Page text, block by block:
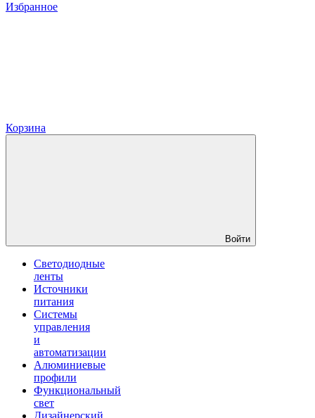
Избранное
Корзина
Войти
Светодиодные
ленты
Источники
питания
Системы
управления
и
автоматизации
Алюминиевые
профили
Функциональный
свет
Дизайнерский